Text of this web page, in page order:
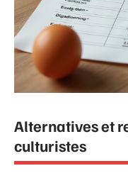
Alternatives et
culturistes